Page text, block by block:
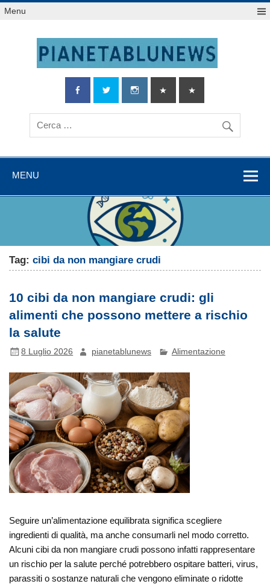
Salta
alMenu
MENU
Tag:cibi da non mangiare crudi
10 cibi da non mangiare crudi: gli
alimenti che possono mettere a rischio
la salute
8 Luglio 2026 pianetablunews Alimentazione
Seguire un’alimentazione equilibrata significa scegliere
ingredienti di qualità, ma anche consumarli nel modo corretto.
Alcuni cibi da non mangiare crudi possono infatti rappresentare
un rischio per la salute perché potrebbero ospitare batteri, virus,
parassiti o sostanze naturali che vengono eliminate o ridotte